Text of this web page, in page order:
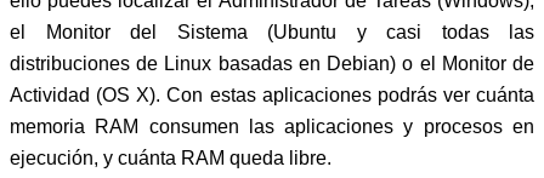
el Monitor del Sistema (Ubuntu y casi todas las
distribuciones de Linux basadas en Debian) o el Monitor de
Actividad (OS X). Con estas aplicaciones podrás ver cuánta
memoria RAM consumen las aplicaciones y procesos en
ejecución, y cuánta RAM queda libre.